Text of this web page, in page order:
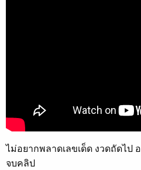
ไม่อยากพลาดเลขเด็ด งวดถัดไป
จบคลิป